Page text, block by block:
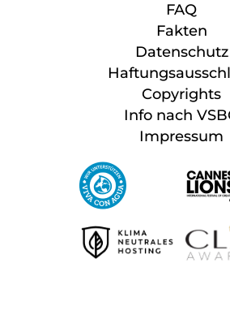
FAQ
Fakten
Datenschutz
Copyrights
Info nach
Impressum